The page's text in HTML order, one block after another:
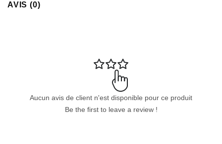
AVIS (0)
Aucun avis de client n'est disponible pour ce produit
Be the first to leave a review !